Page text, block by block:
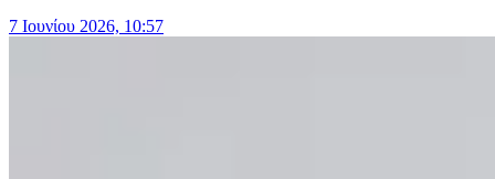
7 Ιουνίου 2026, 10:57